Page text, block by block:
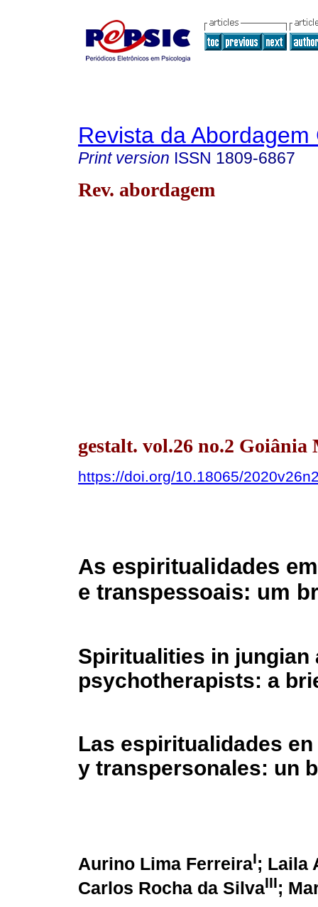
Revista da Abordagem
Print version ISSN 1809-6867
Rev. abordagem
gestalt. vol.26 no.2 Goiânia
https://doi.org/10.18065/
As espiritualidades
e transpessoais: um
Spiritualities in jungian
psychotherapists: a
Las espiritualidades
y transpersonales: un
Aurino Lima FerreiraI; Laila
Carlos Rocha da SilvaIII;